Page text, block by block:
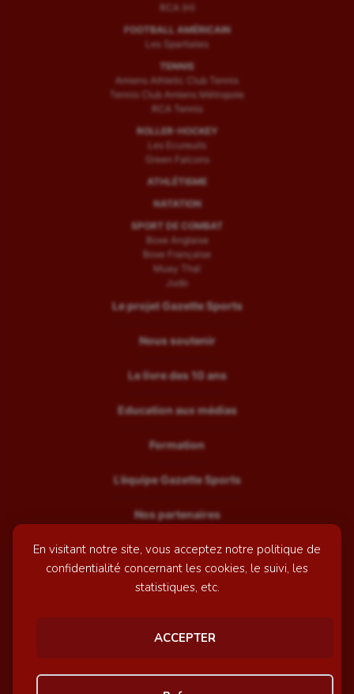
En visitant notre site, vous acceptez notre politique de
confidentialité concernant les cookies, le suivi, les
statistiques, etc.
ACCEPTER
RCA (H)
FOOTBALL AMÉRICAIN
Les Spartiates
TENNIS
Amiens Athletic Club Tennis
Tennis Club Amiens Métropole
RCA Tennis
ROLLER-HOCKEY
Les Ecureuils
Green Falcons
ATHLÉTISME
NATATION
SPORT DE COMBAT
Boxe Anglaise
Boxe Française
Muay Thaï
Judo
Le projet Gazette Sports
Nous soutenir
Le livre des 10 ans
Education aux médias
Formation
L’équipe Gazette Sports
Nos partenaires
Recrutement
Mentions légales
© GazetteSports - 2026 | Site internet réalisé par